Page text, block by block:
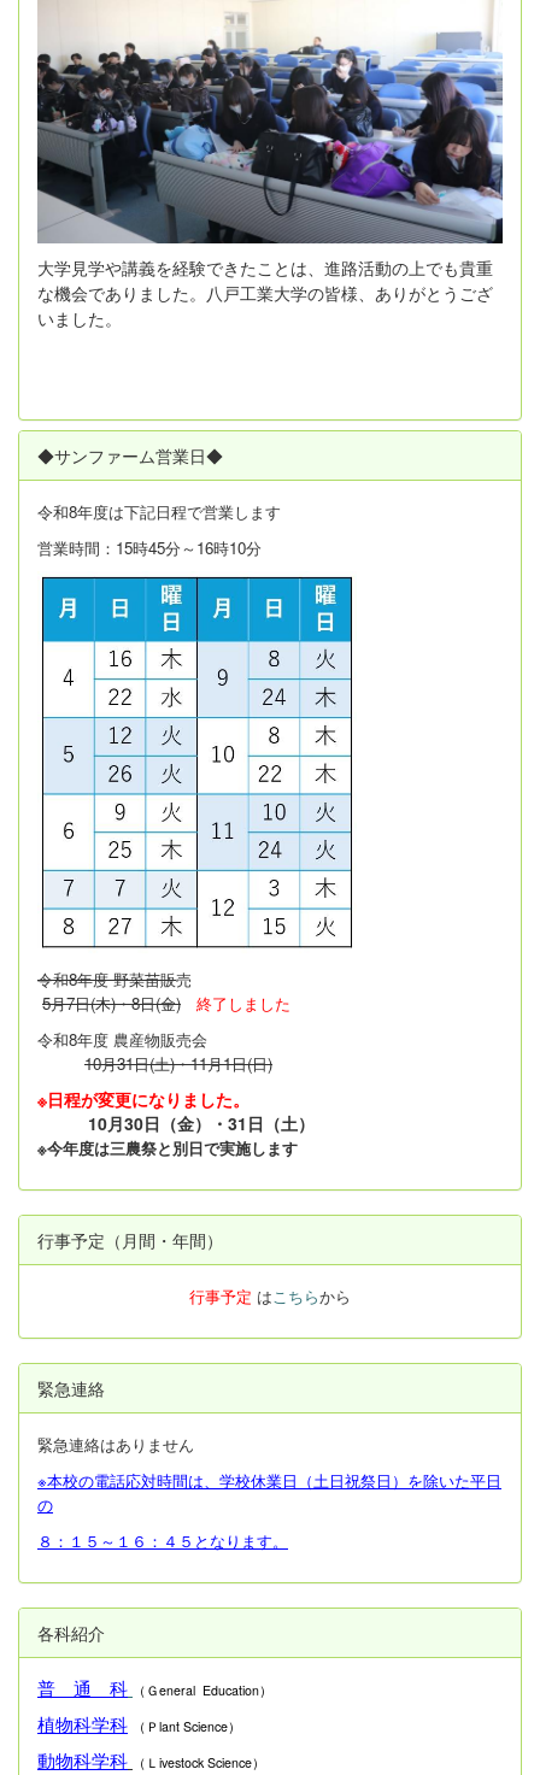
大学見学や講義を経験できたことは、進路活動の上でも貴重
な機会でありました。八戸工業大学の皆様、ありがとうござ
いました。
◆サンファーム営業日◆
令和8年度は下記日程で営業します
営業時間：15時45分～16時10分
令和8年度 野菜苗販売
5月7日(木)・8日(金)
終了しました
令和8年度 農産物販売会
10月31日(土)・11月1日(日)
※日程が変更になりました。
10月30日（金）・31日（土）
※今年度は三農祭と別日で実施します
行事予定（月間・年間）
行事予定 はこちらから
緊急連絡
緊急連絡はありません
※本校の電話応対時間は、学校休業日（土日祝祭日）を除いた平日
の
８：１５～１６：４５となります。
各科紹介
普 通 科 （Ｇeneral Education）
植物科学科 （Ｐlant Science）
動物科学科 （Ｌivestock Science）